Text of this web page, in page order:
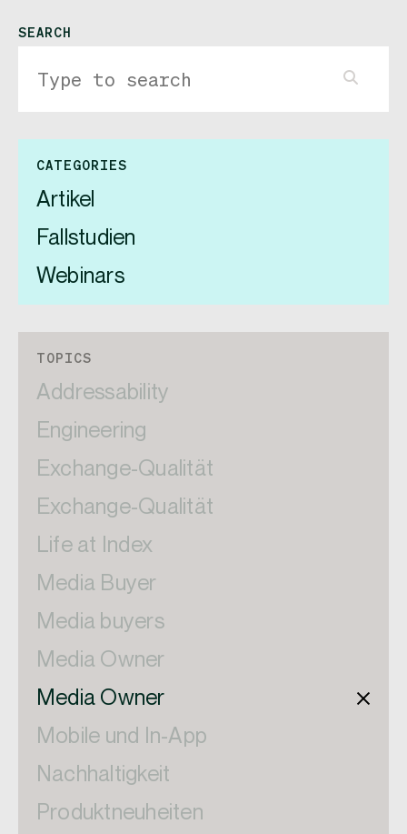
SEARCH
CATEGORIES
Artikel
Fallstudien
Webinars
TOPICS
Addressability
Engineering
Exchange-Qualität
Exchange-Qualität
Life at Index
Media Buyer
Media buyers
Media Owner
Media Owner
Mobile und In-App
Nachhaltigkeit
Produktneuheiten